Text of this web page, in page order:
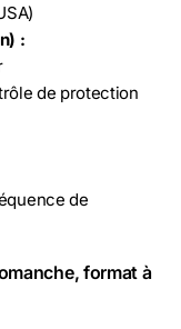
:
de protection
de
format à